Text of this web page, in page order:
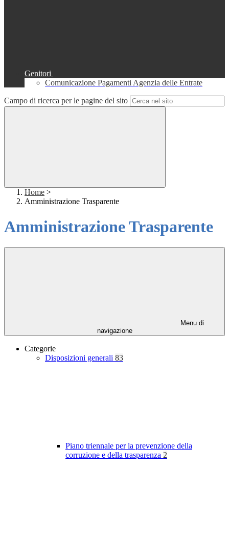
Genitori
Comunicazione Pagamenti Agenzia delle Entrate
Campo di ricerca per le pagine del sito
Home >
Amministrazione Trasparente
Amministrazione Trasparente
Menu di
navigazione
Categorie
Disposizioni generali 83
Piano triennale per la prevenzione della
corruzione e della trasparenza 2